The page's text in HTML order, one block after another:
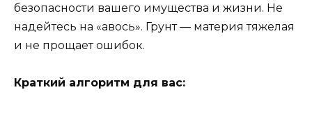
безопасности вашего имущества и жизни. Не
надейтесь на «авось». Грунт — материя тяжелая
и не прощает ошибок.
Краткий алгоритм для вас: